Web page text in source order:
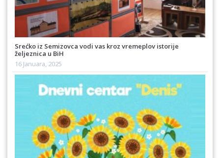
Srećko iz Semizovca vodi vas kroz vremeplov istorije
željeznica u BiH
16 Januara, 2025